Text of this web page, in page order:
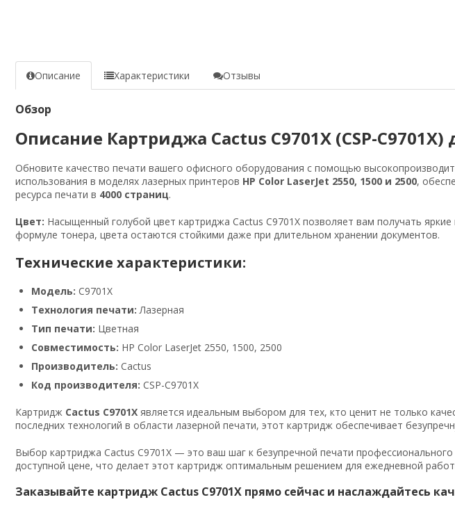
Описание Характеристики Отзывы
Обзор
Описание Картриджа Cactus C9701X (CSP-
Обновите качество печати вашего офисного оборудования с помощью
использования в моделях лазерных принтеров HP Color LaserJet 2550, 1500 и 2500,
ресурса печати в 4000 страниц.
Цвет: Насыщенный голубой цвет картриджа Cactus C9701X позволяет вам получать
формуле тонера, цвета остаются стойкими даже при длительном хранении документов.
Технические характеристики:
Модель: C9701X
Технология печати: Лазерная
Тип печати: Цветная
Совместимость: HP Color LaserJet 2550, 1500, 2500
Производитель: Cactus
Код производителя: CSP-C9701X
Картридж Cactus C9701X является идеальным выбором для тех, кто ценит не только
последних технологий в области лазерной печати, этот картридж обеспечивает
Выбор картриджа Cactus C9701X — это ваш шаг к безупречной печати
доступной цене, что делает этот картридж оптимальным решением для ежедневной
Заказывайте картридж Cactus C9701X прямо сейчас и наслаждайтесь